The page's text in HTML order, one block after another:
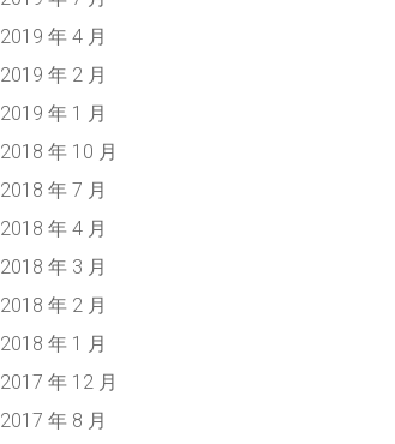
2019 年 4 月
2019 年 2 月
2019 年 1 月
2018 年 10 月
2018 年 7 月
2018 年 4 月
2018 年 3 月
2018 年 2 月
2018 年 1 月
2017 年 12 月
2017 年 8 月